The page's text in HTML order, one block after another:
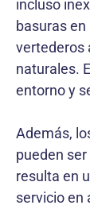
incluso
basuras
vertederos
naturales.
entorno y
Además,
pueden
resulta en
servicio en